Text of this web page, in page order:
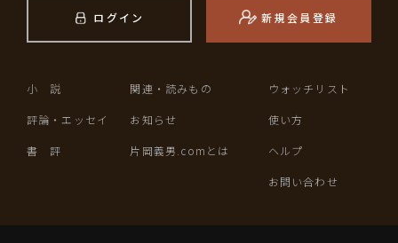
ログイン 新規会員登録
小 説
評論・エッセイ
書 評
関連・読みもの
お知らせ
片岡義男.comとは
ウォッチリスト
使い方
ヘルプ
お問い合わせ